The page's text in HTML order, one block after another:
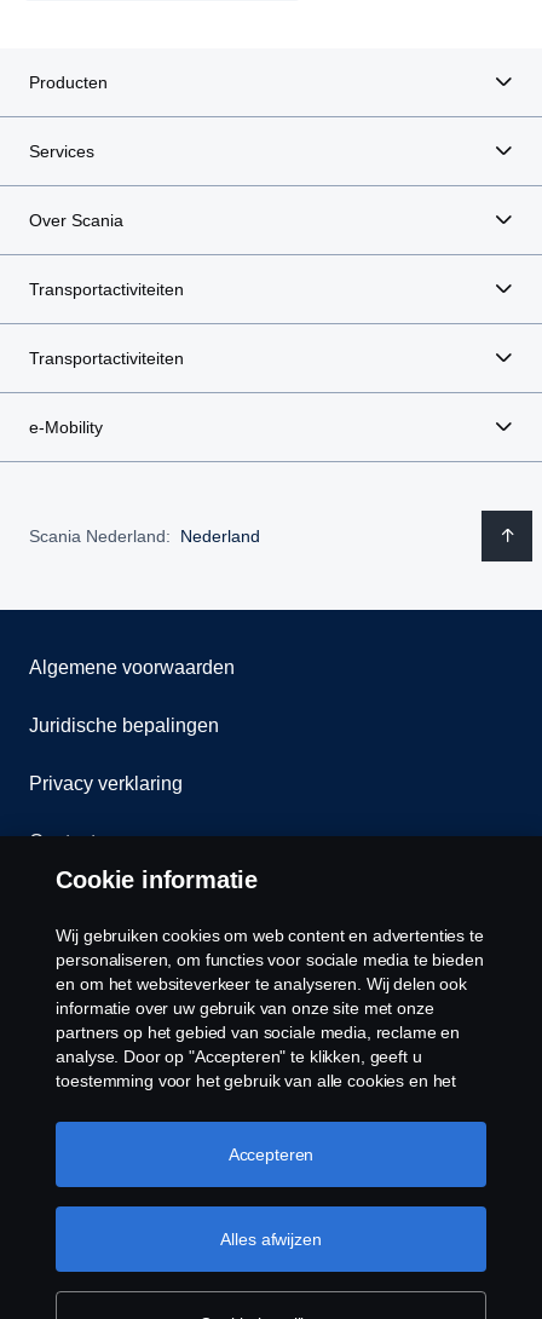
Producten
Services
Over Scania
Transportactiviteiten
Transportactiviteiten
e-Mobility
Scania Nederland: Nederland
Algemene voorwaarden
Juridische bepalingen
Privacy verklaring
Contact
Cookiebeleid
Cookies
Voorbehouden. Scania Nederland B.V. Postbus
9598 4801 LN, Spinveld 57, 4815 HV Breda / T +31
(0)76-5254 000 KvK-nummer: 27136821
Cookie informatie
Wij gebruiken cookies om web content en advertenties te
personaliseren, om functies voor sociale media te bieden
en om het websiteverkeer te analyseren. Wij delen ook
informatie over uw gebruik van onze site met onze
partners op het gebied van sociale media, reclame en
analyse. Door op "Accepteren" te klikken, geeft u
toestemming voor het gebruik van alle cookies en het
door op "Cookie Instellingen" te klikken en de
categorieën te selecteren die u wilt accepteren. Voor een
Meer informatie over uw privacy
Alles afwijzen
Accepteren